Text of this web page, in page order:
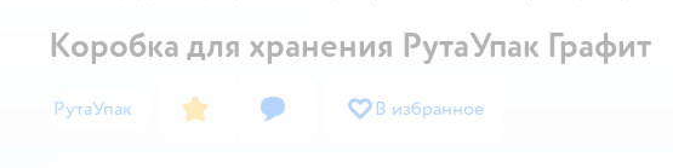
Коробка для хранения РутаУпак Графит
РутаУпак В избранное